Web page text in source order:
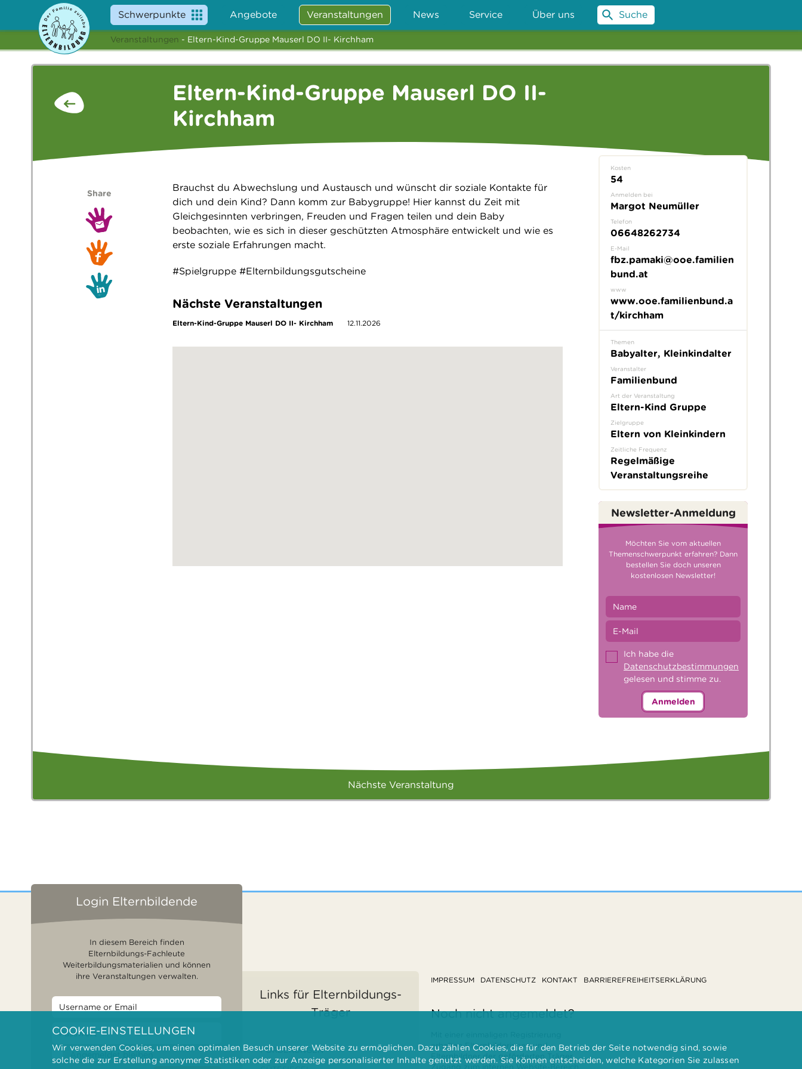
Schwerpunkte Angebote Veranstaltungen News Service Über uns Suche
Veranstaltungen - Eltern-Kind-Gruppe Mauserl DO II- Kirchham
Eltern-Kind-Gruppe Mauserl DO II-
Kirchham
Brauchst du Abwechslung und Austausch und wünscht dir soziale Kontakte für
dich und dein Kind? Dann komm zur Babygruppe! Hier kannst du Zeit mit
Gleichgesinnten verbringen, Freuden und Fragen teilen und dein Baby
beobachten, wie es sich in dieser geschützten Atmosphäre entwickelt und wie es
erste soziale Erfahrungen macht.
#Spielgruppe #Elternbildungsgutscheine
Nächste Veranstaltungen
Eltern-Kind-Gruppe Mauserl DO II- Kirchham 12.11.2026
Share
Kosten
54
Anmelden bei
Margot Neumüller
Telefon
06648262734
E-Mail
fbz.pamaki@ooe.familien
bund.at
www
www.ooe.familienbund.a
t/kirchham
Themen
Babyalter, Kleinkindalter
Veranstalter
Familienbund
Art der Veranstaltung
Eltern-Kind Gruppe
Zielgruppe
Eltern von Kleinkindern
Zeitliche Frequenz
Regelmäßige
Veranstaltungsreihe
Newsletter-Anmeldung
Möchten Sie vom aktuellen
Themenschwerpunkt erfahren? Dann
bestellen Sie doch unseren
kostenlosen Newsletter!
Ich habe die
Datenschutzbestimmungen
gelesen und stimme zu.
Anmelden
Nächste Veranstaltung
Login Elternbildende
In diesem Bereich finden
Elternbildungs-Fachleute
Weiterbildungsmaterialien und können
ihre Veranstaltungen verwalten.
Angemeldet bleiben
Links für Elternbildungs-
Träger
FÖRDERUNGEN
IMPRESSUM DATENSCHUTZ KONTAKT BARRIEREFREIHEITSERKLÄRUNG
Noch nicht angemeldet?
erhalten Elternbilderinnen und
Elternbildner der geförderten Träger
Zugang zum internen Website-Bereich.
COOKIE-EINSTELLUNGEN
Wir verwenden Cookies, um einen optimalen Besuch unserer Website zu ermöglichen. Dazu zählen Cookies, die für den Betrieb der Seite notwendig sind, sowie
solche die zur Erstellung anonymer Statistiken oder zur Anzeige personalisierter Inhalte genutzt werden. Sie können entscheiden, welche Kategorien Sie zulassen